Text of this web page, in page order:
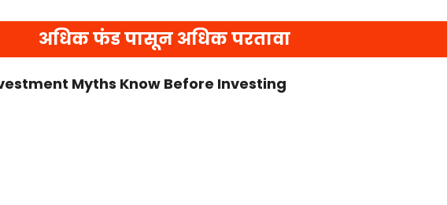
अधिक फंड पासून अधिक परतावा
Myths Know Before Investing